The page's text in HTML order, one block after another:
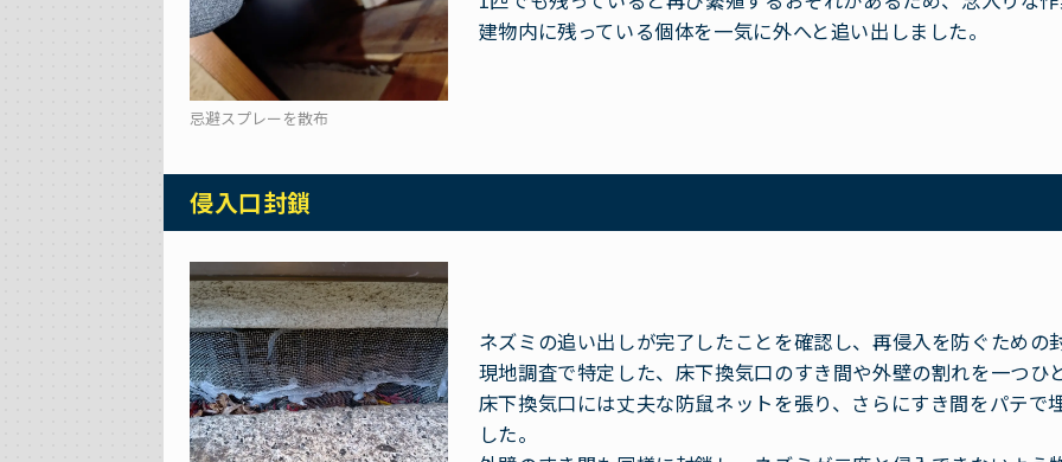
忌避スプレーを散布
建物内に残っている個体を一気に外へと追い出しました。
侵入口封鎖
ネズミの追い出しが完了したことを確認し、再侵入を防ぐための
現地調査で特定した、床下換気口のすき間や外壁の割れを一つひ
床下換気口には丈夫な防鼠ネットを張り、さらにすき間をパテで
した。